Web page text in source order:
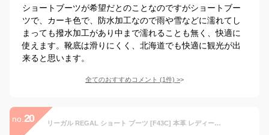
ショートブーツが希望だとのことなのですがショートブー
ツで、カーキ色で、防水加工なので雨や雪などに濡れてし
まっても撥水加工があり中まで濡れることも無く、快適に
使えます。靴底は滑りにくく、北海道でも快適に観光が出
来ると思います。
全てのおすすめコメント (1件) >
no. 20 リーガル REGAL ショート ブーツ [F43C] 本革 レディース ショート ブーツ スエード+レザー ボア付き【NHNH-13htc】【40of】● 【16FBoff】【RE】